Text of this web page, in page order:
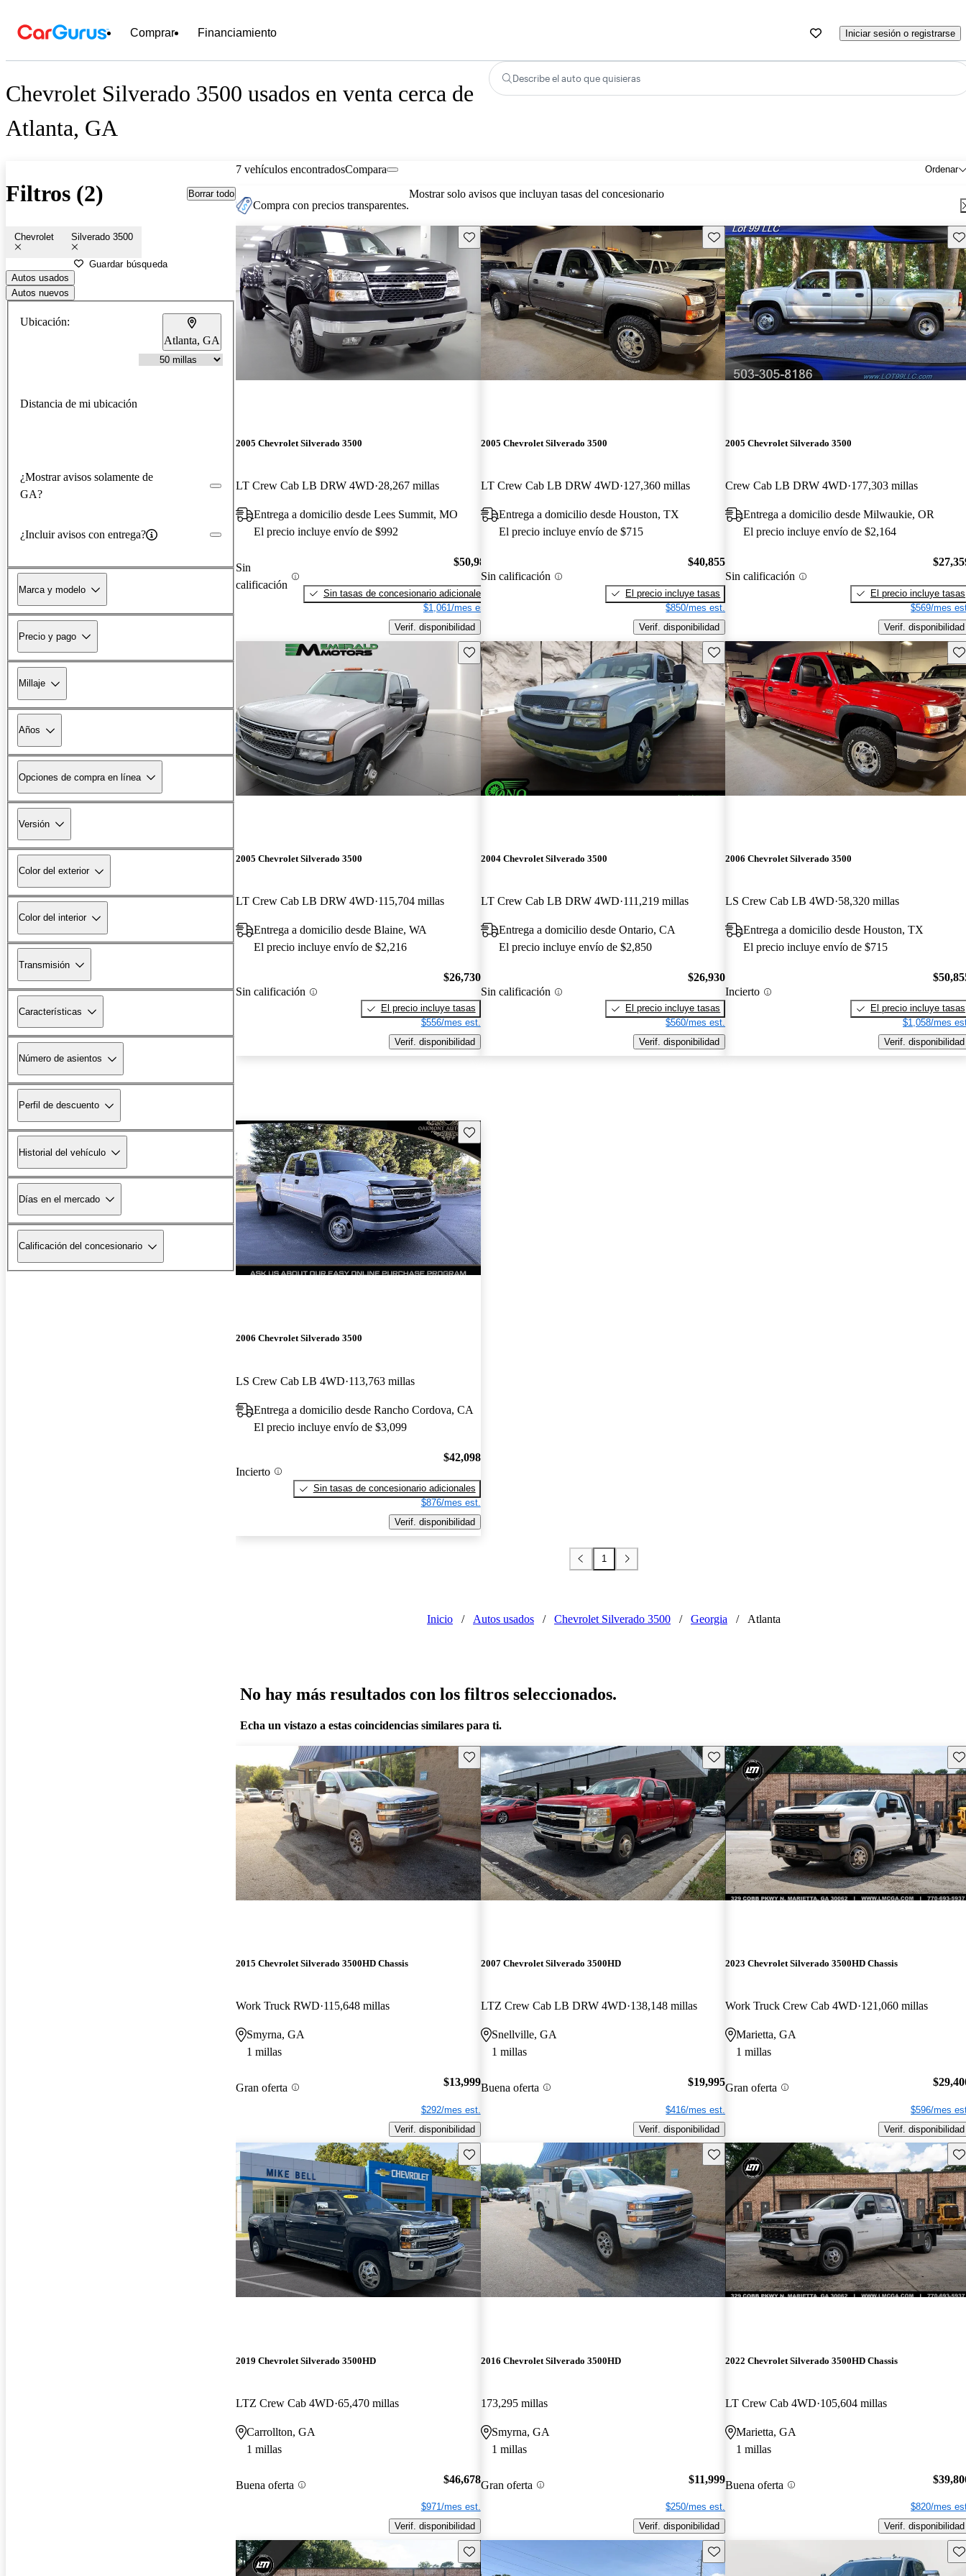
Comprar Financiamiento Iniciar sesión o registrarse
Chevrolet Silverado 3500 usados en venta cerca de
Atlanta, GA
Describe el auto que quisieras
Filtros (2) Borrar todo
Chevrolet Silverado 3500
Guardar búsqueda
Autos usados
Autos nuevos
Ubicación:
Atlanta, GA
Distancia de mi ubicación
¿Mostrar avisos solamente de
GA?
¿Incluir avisos con entrega?
Marca y modelo
Precio y pago
Millaje
Años
Opciones de compra en línea
Versión
Color del exterior
Color del interior
Transmisión
Características
Número de asientos
Perfil de descuento
Historial del vehículo
Días en el mercado
Calificación del concesionario
7 vehículos encontrados Ordenar
Compara
Compra con precios transparentes.
Mostrar solo avisos que incluyan tasas del concesionario
Guarda este Aviso
2005 Chevrolet Silverado 3500
LT Crew Cab LB DRW 4WD 28,267 millas
Entrega a domicilio desde Lees Summit, MO
El precio incluye envío de $992
Sin
calificación
$50,982
Sin tasas de concesionario adicionales
$1,061/mes est.
Verif. disponibilidad
Guarda este Aviso
2005 Chevrolet Silverado 3500
LT Crew Cab LB DRW 4WD 127,360 millas
Entrega a domicilio desde Houston, TX
El precio incluye envío de $715
Sin calificación
$40,855
El precio incluye tasas
$850/mes est.
Verif. disponibilidad
2005 Chevrolet Silverado 3500
Crew Cab LB DRW 4WD 177,303 millas
Entrega a domicilio desde Milwaukie, OR
El precio incluye envío de $2,164
Sin calificación
El precio incluye tasas
$569/mes
Verif. disponibilidad
Guarda este Aviso
2005 Chevrolet Silverado 3500
LT Crew Cab LB DRW 4WD 115,704 millas
Entrega a domicilio desde Blaine, WA
El precio incluye envío de $2,216
Sin calificación
$26,730
El precio incluye tasas
$556/mes est.
Verif. disponibilidad
Guarda este Aviso
2004 Chevrolet Silverado 3500
LT Crew Cab LB DRW 4WD 111,219 millas
Entrega a domicilio desde Ontario, CA
El precio incluye envío de $2,850
Sin calificación
$26,930
El precio incluye tasas
$560/mes est.
Verif. disponibilidad
2006 Chevrolet Silverado 3500
LS Crew Cab LB 4WD 58,320 millas
Entrega a domicilio desde Houston, TX
El precio incluye envío de $715
Incierto
El precio incluye tasas
$1,058/mes
Verif. disponibilidad
Guarda este Aviso
2006 Chevrolet Silverado 3500
LS Crew Cab LB 4WD 113,763 millas
Entrega a domicilio desde Rancho Cordova, CA
El precio incluye envío de $3,099
Incierto
$42,098
Sin tasas de concesionario adicionales
$876/mes est.
Verif. disponibilidad
1
Inicio / Autos usados / Chevrolet Silverado 3500 / Georgia / Atlanta
No hay más resultados con los filtros seleccionados.
Echa un vistazo a estas coincidencias similares para ti.
Guarda este Aviso
2015 Chevrolet Silverado 3500HD Chassis
Work Truck RWD 115,648 millas
Smyrna, GA
1 millas
Gran oferta $13,999
$292/mes est.
Verif. disponibilidad
Guarda este Aviso
2007 Chevrolet Silverado 3500HD
LTZ Crew Cab LB DRW 4WD 138,148 millas
Snellville, GA
1 millas
Buena oferta $19,995
$416/mes est.
Verif. disponibilidad
2023 Chevrolet Silverado 3500HD Chassis
Work Truck Crew Cab 4WD 121,060 millas
Marietta, GA
1 millas
Gran oferta
$596/mes
Verif. disponibilidad
Guarda este Aviso
2019 Chevrolet Silverado 3500HD
LTZ Crew Cab 4WD 65,470 millas
Carrollton, GA
1 millas
Buena oferta $46,678
$971/mes est.
Verif. disponibilidad
Guarda este Aviso
2016 Chevrolet Silverado 3500HD
173,295 millas
Smyrna, GA
1 millas
Gran oferta $11,999
$250/mes est.
Verif. disponibilidad
2022 Chevrolet Silverado 3500HD Chassis
LT Crew Cab 4WD 105,604 millas
Marietta, GA
1 millas
Buena oferta
$820/mes
Verif. disponibilidad
Guarda este Aviso Guarda este Aviso